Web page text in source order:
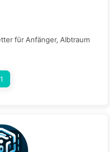
für Anfänger, Albtraum
1